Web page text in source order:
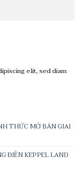
elit, sed diam
THỨC MỞ BÁN GIAI
ĐIỀN KEPPEL LAND